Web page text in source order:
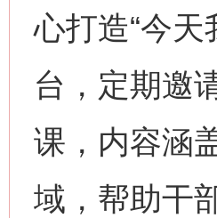
心打造“今天
台，定期邀
课，内容涵
域，帮助干